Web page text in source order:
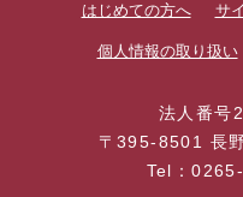
はじめての方へ サ
個人情報の取り扱い
法人番号
〒395-8501 長
Tel：